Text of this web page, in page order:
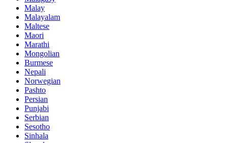
Malay
Malayalam
Maltese
Maori
Marathi
Mongolian
Burmese
Nepali
Norwegian
Pashto
Persian
Punjabi
Serbian
Sesotho
Sinhala